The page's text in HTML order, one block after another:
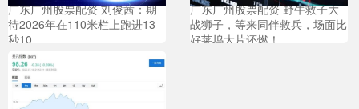
广东广州股票配资 刘俊茜：期
待2026年在110米栏上跑进13
秒10
广东广州股票配资 野牛救子大
战狮子，等来同伴救兵，场面比
好莱坞大片还燃！